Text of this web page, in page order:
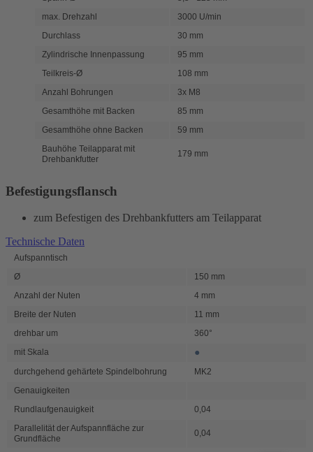
max. Drehzahl
3000 U/min
Durchlass
30 mm
Zylindrische Innenpassung
95 mm
Teilkreis-Ø
108 mm
Anzahl Bohrungen
3x M8
Gesamthöhe mit Backen
85 mm
Gesamthöhe ohne Backen
59 mm
Bauhöhe Teilapparat mit
Drehbankfutter
179 mm
Befestigungsflansch
zum Befestigen des Drehbankfutters am Teilapparat
Technische Daten
Aufspanntisch
Ø
150 mm
Anzahl der Nuten
4 mm
Breite der Nuten
11 mm
drehbar um
360°
mit Skala
●
durchgehend gehärtete Spindelbohrung
MK2
Genauigkeiten
Rundlaufgenauigkeit
0,04
Parallelität der Aufspannfläche zur
Grundfläche
0,04